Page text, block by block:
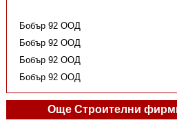
Бобър 92 ООД
Бобър 92 ООД
Бобър 92 ООД
Бобър 92 ООД
Още Строителни